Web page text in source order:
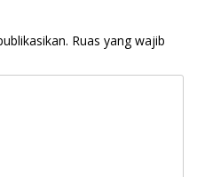
Ruas yang wajib